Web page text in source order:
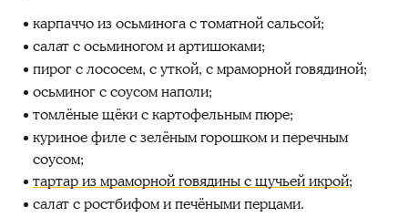
карпаччо из осьминога с томатной сальсой;
салат с осьминогом и артишоками;
пирог с лососем, с уткой, с мраморной говядиной;
осьминог с соусом наполи;
томлёные щёки с картофельным пюре;
куриное филе с зелёным горошком и перечным
соусом;
тартар из мраморной говядины с щучьей икрой;
салат с ростбифом и печёными перцами.